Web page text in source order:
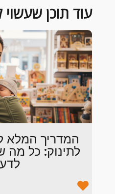
עוד תוכן שעשוי
המדריך המלא
לתינוק: כל מה